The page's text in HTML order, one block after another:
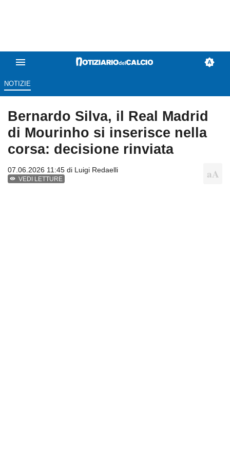
NOTIZIE
Bernardo Silva, il Real Madrid
di Mourinho si inserisce nella
corsa: decisione rinviata
07.06.2026 11:45 di Luigi Redaelli
VEDI LETTURE